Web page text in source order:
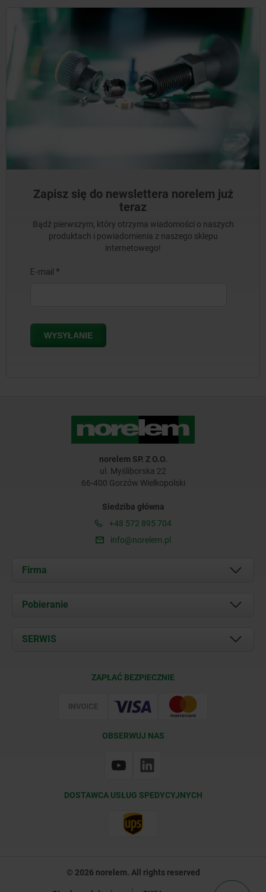
Zapisz się do newslettera norelem już
teraz
Bądź pierwszym, który otrzyma wiadomości o naszych
produktach i powiadomienia z naszego sklepu
internetowego!
norelem SP. Z O.O.
ul. Myśliborska 22
66-400 Gorzów Wielkopolski
Siedziba główna
+48 572 895 704
info@norelem.pl
Firma
O nas
Kontakt
Pobieranie
Documents
SERWIS
ZAPŁAĆ BEZPIECZNIE
OBSERWUJ NAS
DOSTAWCA USŁUG SPEDYCYJNYCH
© 2026 norelem. All rights reserved